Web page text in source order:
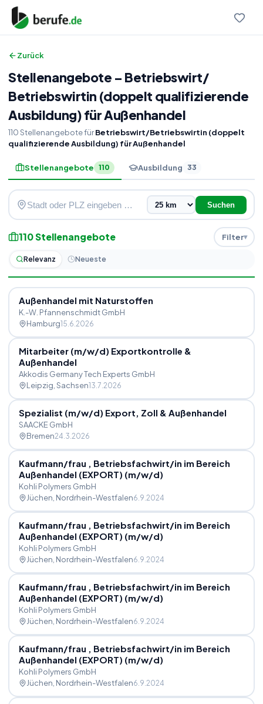
Zurück
Stellenangebote – Betriebswirt/
Betriebswirtin (doppelt qualifizierende
Ausbildung) für Außenhandel
110StellenangebotefürBetriebswirt/Betriebswirtin (doppelt
qualifizierende Ausbildung) für Außenhandel
Stellenangebote 110 Ausbildung 33
Suchen
110Stellenangebote
Relevanz Neueste
Filter
Außenhandel mit Naturstoffen
K.-W. Pfannenschmidt GmbH
Hamburg15.6.2026
Mitarbeiter (m/w/d) Exportkontrolle &
Außenhandel
Akkodis Germany Tech Experts GmbH
Leipzig , Sachsen13.7.2026
Spezialist (m/w/d) Export, Zoll & Außenhandel
SAACKE GmbH
Bremen24.3.2026
Kaufmann/frau , Betriebsfachwirt/in im Bereich
Außenhandel (EXPORT) (m/w/d)
Kohli Polymers GmbH
Jüchen , Nordrhein-Westfalen6.9.2024
Kaufmann/frau , Betriebsfachwirt/in im Bereich
Außenhandel (EXPORT) (m/w/d)
Kohli Polymers GmbH
Jüchen , Nordrhein-Westfalen6.9.2024
Kaufmann/frau , Betriebsfachwirt/in im Bereich
Außenhandel (EXPORT) (m/w/d)
Kohli Polymers GmbH
Jüchen , Nordrhein-Westfalen6.9.2024
Kaufmann/frau , Betriebsfachwirt/in im Bereich
Außenhandel (EXPORT) (m/w/d)
Kohli Polymers GmbH
Jüchen , Nordrhein-Westfalen6.9.2024